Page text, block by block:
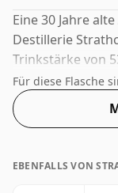
Eine 30 Jahre
Destillerie
Trinkstärke von
cl-Flasche
Für diese Flasche
EBENFALLS VON